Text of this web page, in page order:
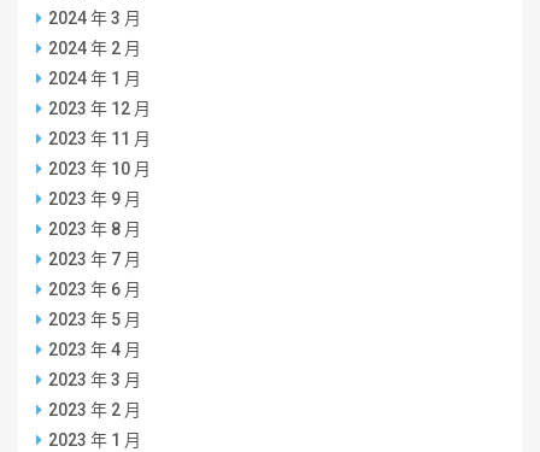
2024 年 3 月
2024 年 2 月
2024 年 1 月
2023 年 12 月
2023 年 11 月
2023 年 10 月
2023 年 9 月
2023 年 8 月
2023 年 7 月
2023 年 6 月
2023 年 5 月
2023 年 4 月
2023 年 3 月
2023 年 2 月
2023 年 1 月